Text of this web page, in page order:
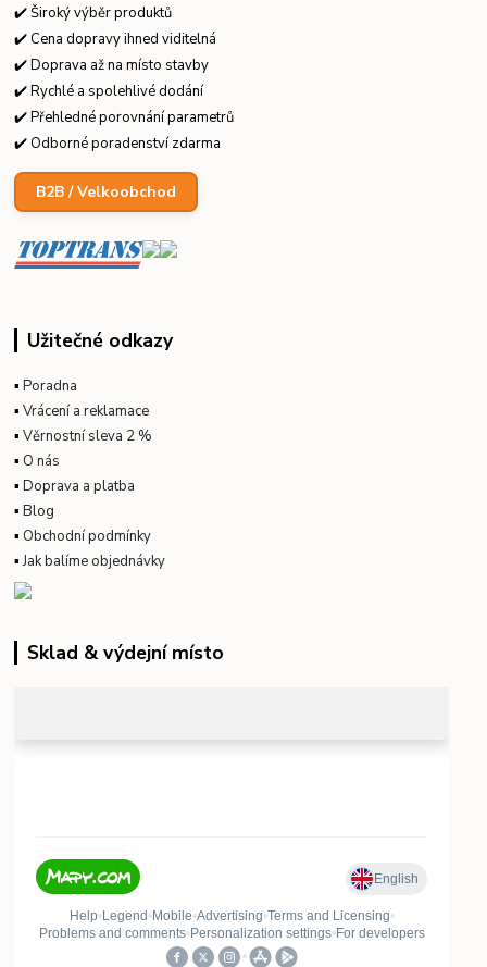
✔️ Široký výběr produktů
✔️ Cena dopravy ihned viditelná
✔️ Doprava až na místo stavby
✔️ Rychlé a spolehlivé dodání
✔️ Přehledné porovnání parametrů
✔️ Odborné poradenství zdarma
B2B / Velkoobchod
Užitečné odkazy
▪Poradna
▪Vrácení a reklamace
▪Věrnostní sleva 2 %
▪ O nás
▪Doprava a platba
▪Blog
▪ Obchodní podmínky
▪Jak balíme objednávky
Sklad & výdejní místo